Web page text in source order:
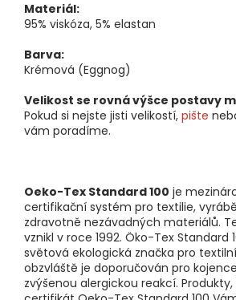
Materiál:
95% viskóza, 5% elastan
Barva:
Krémová (Eggnog)
Velikost se rovná výšce postavy
Pokud si nejste jisti velikostí, pište
vám poradíme.
Oeko-Tex Standard 100 je
certifikační systém pro textilie,
zdravotně nezávadných materiálů.
vznikl v roce 1992. Öko-Tex Standard
světová ekologická značka pro
obzvláště je doporučován pro
zvýšenou alergickou reakcí.